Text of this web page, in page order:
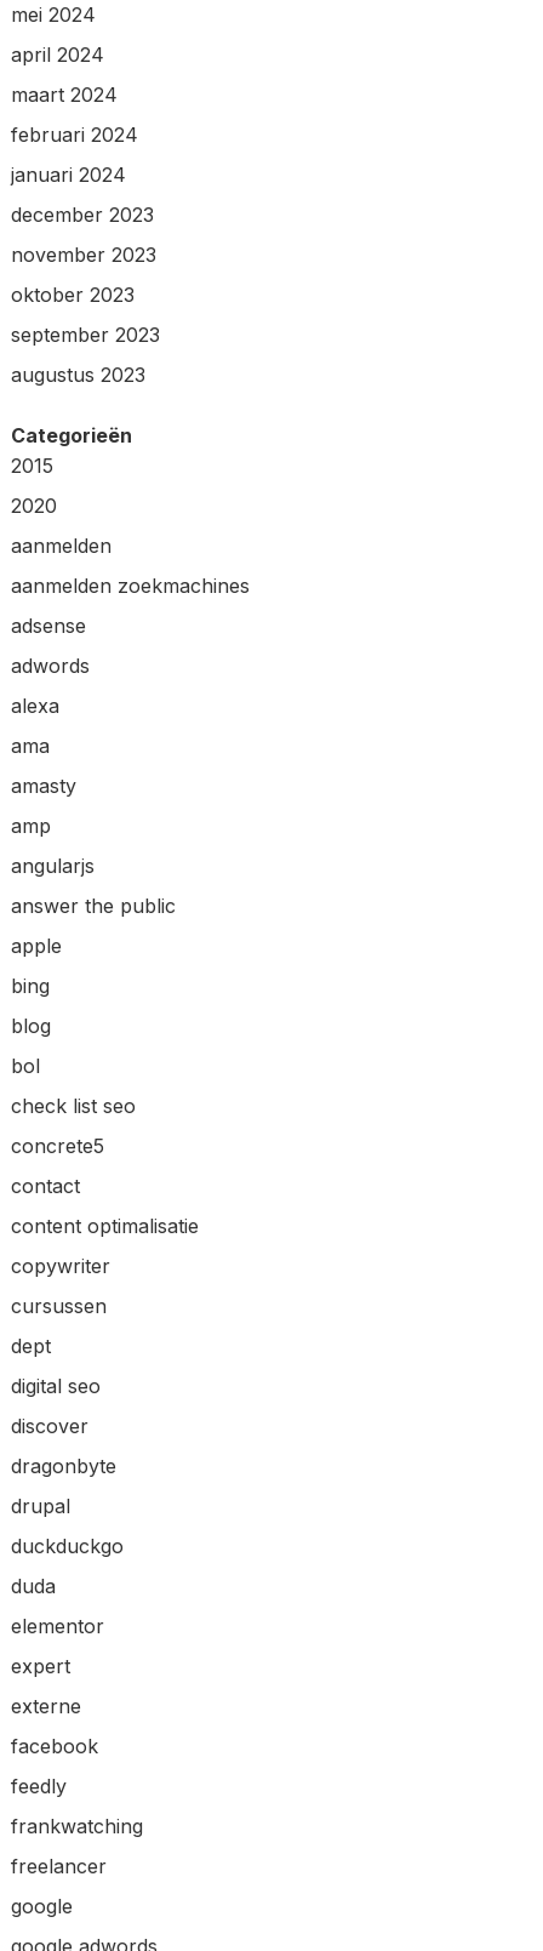
mei 2024
april 2024
maart 2024
februari 2024
januari 2024
december 2023
november 2023
oktober 2023
september 2023
augustus 2023
Categorieën
2015
2020
aanmelden
aanmelden zoekmachines
adsense
adwords
alexa
ama
amasty
amp
angularjs
answer the public
apple
bing
blog
bol
check list seo
concrete5
contact
content optimalisatie
copywriter
cursussen
dept
digital seo
discover
dragonbyte
drupal
duckduckgo
duda
elementor
expert
externe
facebook
feedly
frankwatching
freelancer
google
google adwords